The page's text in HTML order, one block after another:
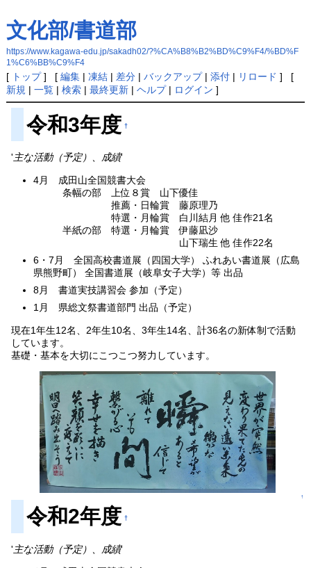
文化部/書道部
https://www.kagawa-edu.jp/sakadh02/?%CA%B8%B2%BD%C9%F4/%BD%F
1%C6%BB%C9%F4
[ トップ] [ 編集| 凍結| 差分| バックアップ| 添付| リロード ] [
新規 | 一覧| 検索| 最終更新| ヘルプ| ログイン ]
令和3年度 †
' 主な活動（予定）、成績'
4月 成田山全国競書大会
条幅の部 上位８賞 山下優佳
推薦・日輪賞 藤原理乃
特選・月輪賞 白川結月 他 佳作21名
半紙の部 特選・月輪賞 伊藤凪沙
山下瑞生 他 佳作22名
6・7月 全国高校書道展（四国大学） ふれあい書道展（広島
県熊野町） 全国書道展（岐阜女子大学）等 出品
8月 書道実技講習会 参加（予定）
1月 県総文祭書道部門 出品（予定）
現在1年生12名、2年生10名、3年生14名、計36名の新体制で活動
しています。
基礎・基本を大切にこつこつ努力しています。
↑
令和2年度 †
' 主な活動（予定）、成績'